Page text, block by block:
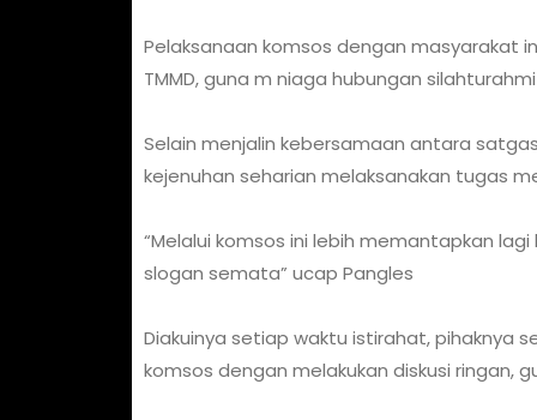
Pelaksanaan komsos dengan masyarakat
TMMD, guna m niaga hubungan
Selain menjalin kebersamaan antara
kejenuhan seharian melaksanakan tugas
“Melalui komsos ini lebih memantapkan
slogan semata” ucap Pangles
Diakuinya setiap waktu istirahat, pihaknya
komsos dengan melakukan diskusi ringan,